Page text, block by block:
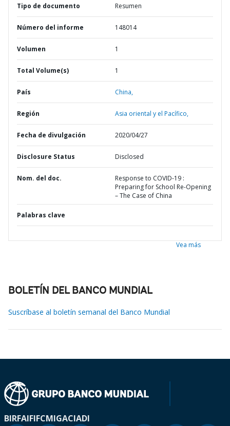
Tipo de documento Resumen
Número del informe 148014
Volumen 1
Total Volume(s) 1
País China,
Región Asia oriental y el Pacífico,
Fecha de divulgación 2020/04/27
Disclosure Status Disclosed
Nom. del doc.
Response to COVID-19 :
Preparing for School Re-Opening
– The Case of China
Palabras clave
Vea más
BOLETÍN DEL BANCO MUNDIAL
Suscríbase al boletín semanal del Banco Mundial
BIRFAIFIFCMIGACIADI